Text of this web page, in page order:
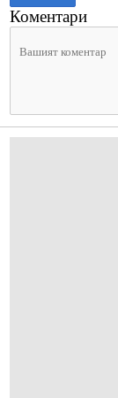
Коментари